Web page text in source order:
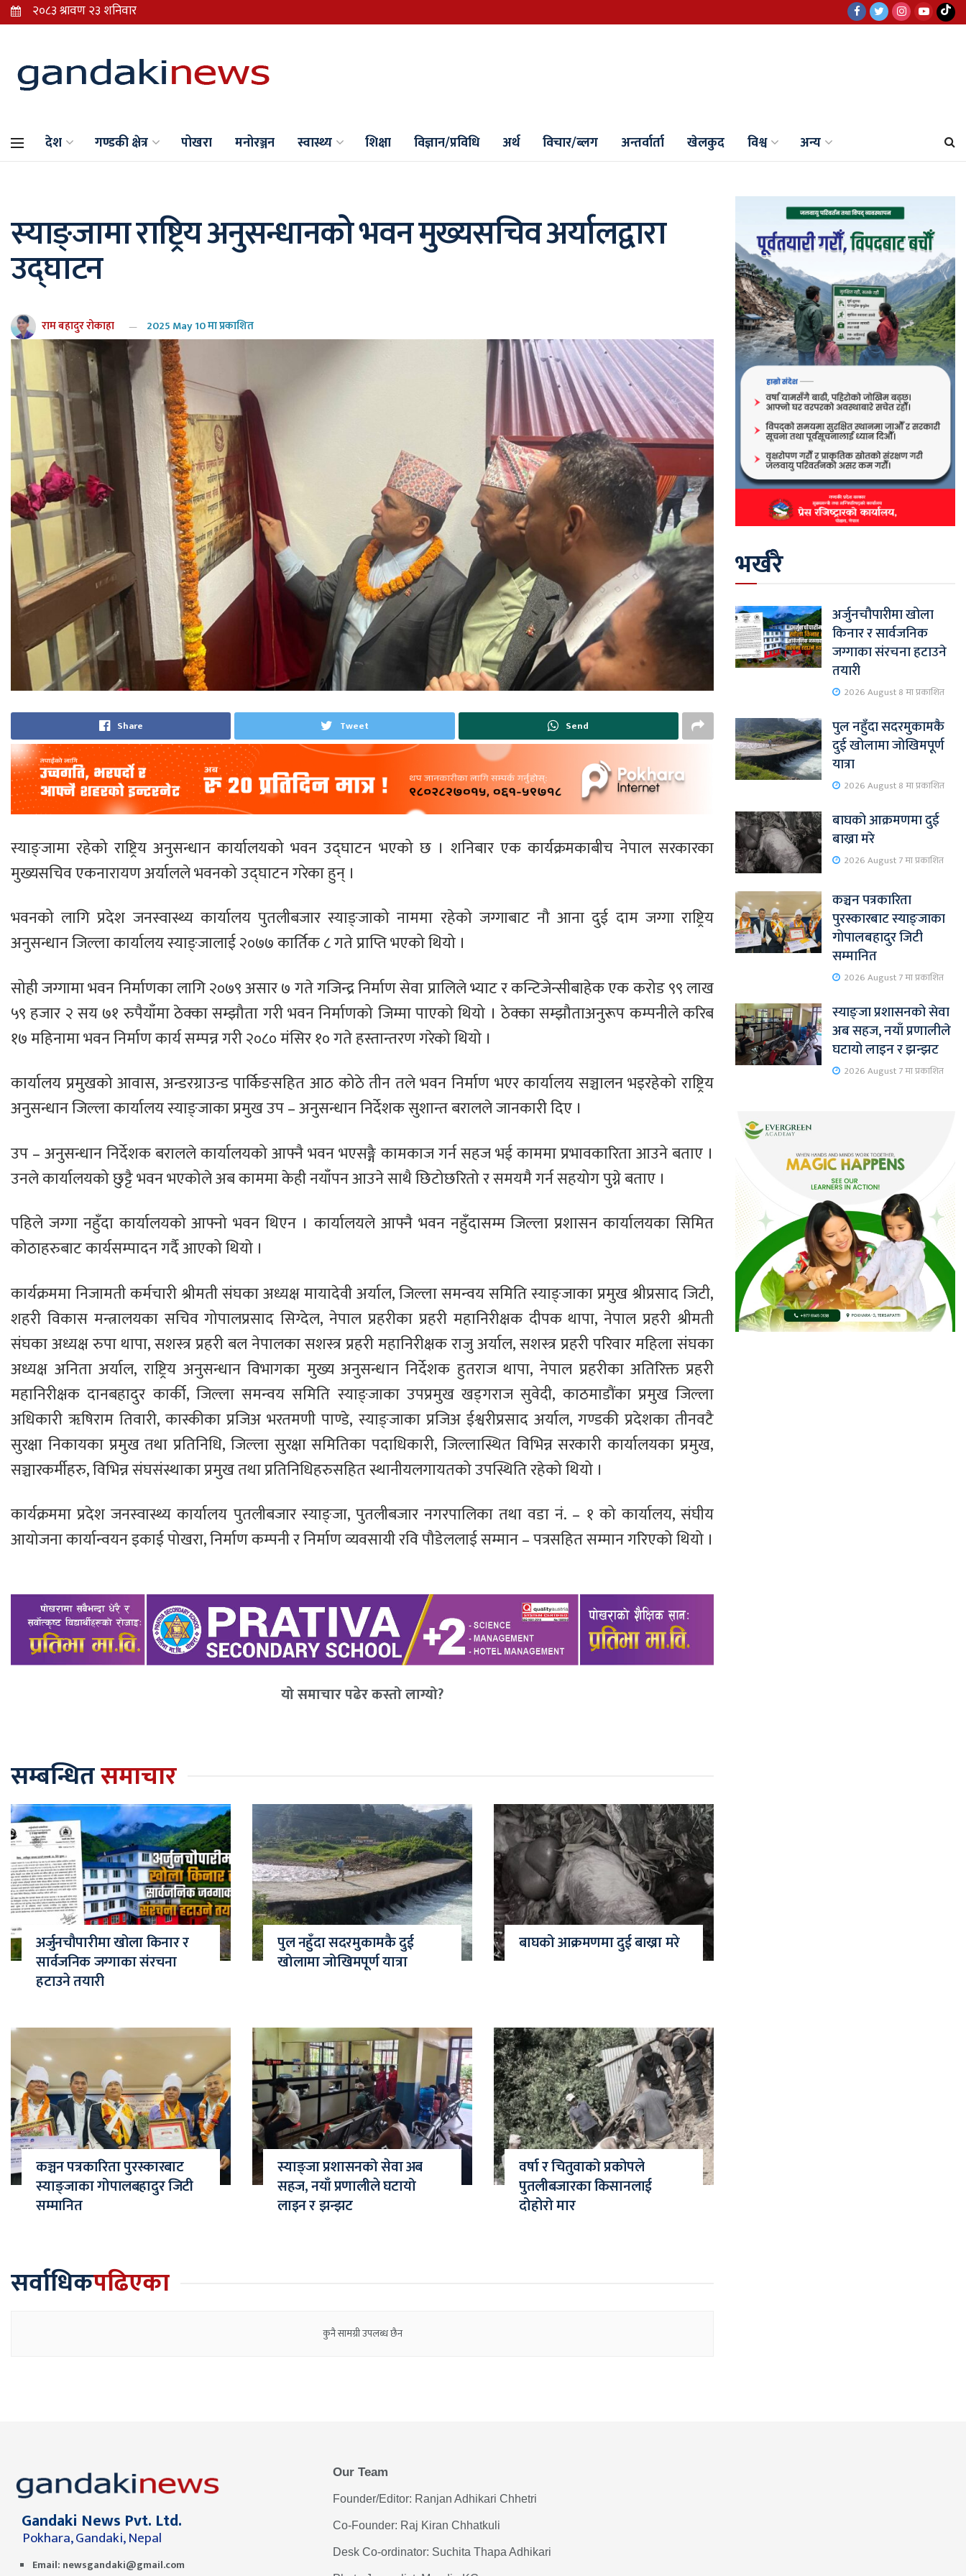
देश गण्डकी क्षेत्र पोखरा मनोरञ्जन स्वास्थ्य शिक्षा विज्ञान/प्रविधि अर्थ विचार/ब्लग अन्तर्वार्ता खेलकुद विश्व अन्य
स्याङ्जामा राष्ट्रिय अनुसन्धानको भवन मुख्यसचिव अर्यालद्वारा
उद्घाटन
राम बहादुर रोकाहा 2025 May 10 मा प्रकाशित
Share Tweet Send
स्याङ्जामा रहेको राष्ट्रिय अनुसन्धान कार्यालयको भवन उद्घाटन भएको छ । शनिबार एक कार्यक्रमकाबीच नेपाल सरकारका
मुख्यसचिव एकनारायण अर्यालले भवनको उद्घाटन गरेका हुन् ।
भवनको लागि प्रदेश जनस्वास्थ्य कार्यालय पुतलीबजार स्याङ्जाको नाममा रहेको जग्गाबाट नौ आना दुई दाम जग्गा राष्ट्रिय
अनुसन्धान जिल्ला कार्यालय स्याङ्जालाई २०७७ कार्तिक ८ गते प्राप्ति भएको थियो ।
सोही जग्गामा भवन निर्माणका लागि २०७९ असार ७ गते गजिन्द्र निर्माण सेवा प्रालिले भ्याट र कन्टिजेन्सीबाहेक एक करोड ९९ लाख
५९ हजार २ सय ७१ रुपैयाँमा ठेक्का सम्झौता गरी भवन निर्माणको जिम्मा पाएको थियो । ठेक्का सम्झौताअनुरूप कम्पनीले करिब
१७ महिनामा भवन निर्माण कार्य सम्पन्न गरी २०८० मंसिर १० गते हस्तान्तरण गरेको थियो ।
कार्यालय प्रमुखको आवास, अन्डरग्राउन्ड पार्किङसहित आठ कोठे तीन तले भवन निर्माण भएर कार्यालय सञ्चालन भइरहेको राष्ट्रिय
अनुसन्धान जिल्ला कार्यालय स्याङ्जाका प्रमुख उप – अनुसन्धान निर्देशक सुशान्त बरालले जानकारी दिए ।
उप – अनुसन्धान निर्देशक बरालले कार्यालयको आफ्नै भवन भएसङ्गै कामकाज गर्न सहज भई काममा प्रभावकारिता आउने बताए ।
उनले कार्यालयको छुट्टै भवन भएकोले अब काममा केही नयाँपन आउने साथै छिटोछरितो र समयमै गर्न सहयोग पुग्ने बताए ।
पहिले जग्गा नहुँदा कार्यालयको आफ्नो भवन थिएन । कार्यालयले आफ्नै भवन नहुँदासम्म जिल्ला प्रशासन कार्यालयका सिमित
कोठाहरुबाट कार्यसम्पादन गर्दै आएको थियो ।
कार्यक्रममा निजामती कर्मचारी श्रीमती संघका अध्यक्ष मायादेवी अर्याल, जिल्ला समन्वय समिति स्याङ्जाका प्रमुख श्रीप्रसाद जिटी,
शहरी विकास मन्त्रालयका सचिव गोपालप्रसाद सिग्देल, नेपाल प्रहरीका प्रहरी महानिरीक्षक दीपक थापा, नेपाल प्रहरी श्रीमती
संघका अध्यक्ष रुपा थापा, सशस्त्र प्रहरी बल नेपालका सशस्त्र प्रहरी महानिरीक्षक राजु अर्याल, सशस्त्र प्रहरी परिवार महिला संघका
अध्यक्ष अनिता अर्याल, राष्ट्रिय अनुसन्धान विभागका मुख्य अनुसन्धान निर्देशक हुतराज थापा, नेपाल प्रहरीका अतिरिक्त प्रहरी
महानिरीक्षक दानबहादुर कार्की, जिल्ला समन्वय समिति स्याङ्जाका उपप्रमुख खड्गराज सुवेदी, काठमाडौंका प्रमुख जिल्ला
अधिकारी ॠषिराम तिवारी, कास्कीका प्रजिअ भरतमणी पाण्डे, स्याङ्जाका प्रजिअ ईश्वरीप्रसाद अर्याल, गण्डकी प्रदेशका तीनवटै
सुरक्षा निकायका प्रमुख तथा प्रतिनिधि, जिल्ला सुरक्षा समितिका पदाधिकारी, जिल्लास्थित विभिन्न सरकारी कार्यालयका प्रमुख,
सञ्चारकर्मीहरु, विभिन्न संघसंस्थाका प्रमुख तथा प्रतिनिधिहरुसहित स्थानीयलगायतको उपस्थिति रहेको थियो ।
कार्यक्रममा प्रदेश जनस्वास्थ्य कार्यालय पुतलीबजार स्याङ्जा, पुतलीबजार नगरपालिका तथा वडा नं. – १ को कार्यालय, संघीय
आयोजना कार्यान्वयन इकाई पोखरा, निर्माण कम्पनी र निर्माण व्यवसायी रवि पौडेललाई सम्मान – पत्रसहित सम्मान गरिएको थियो ।
यो समाचार पढेर कस्तो लाग्यो?
सम्बन्धितसमाचार
अर्जुनचौपारीमा खोला किनार र
सार्वजनिक जग्गाका संरचना
हटाउने तयारी
पुल नहुँदा सदरमुकामकै दुई
खोलामा जोखिमपूर्ण यात्रा
बाघको आक्रमणमा दुई बाख्रा मरे
कञ्चन पत्रकारिता पुरस्कारबाट
स्याङ्जाका गोपालबहादुर जिटी
सम्मानित
स्याङ्जा प्रशासनको सेवा अब
सहज, नयाँ प्रणालीले घटायो
लाइन र झन्झट
वर्षा र चितुवाको प्रकोपले
पुतलीबजारका किसानलाई
दोहोरो मार
सर्वाधिकपढिएका
कुनै सामग्री उपलब्ध छैन
भर्खरै
अर्जुनचौपारीमा खोला
किनार र सार्वजनिक
जग्गाका संरचना हटाउने
तयारी
2026 August 8 मा प्रकाशित
पुल नहुँदा सदरमुकामकै
दुई खोलामा जोखिमपूर्ण
यात्रा
2026 August 8 मा प्रकाशित
बाघको आक्रमणमा दुई
बाख्रा मरे
2026 August 7 मा प्रकाशित
कञ्चन पत्रकारिता
पुरस्कारबाट स्याङ्जाका
गोपालबहादुर जिटी
सम्मानित
2026 August 7 मा प्रकाशित
स्याङ्जा प्रशासनको सेवा
अब सहज, नयाँ प्रणालीले
घटायो लाइन र झन्झट
2026 August 7 मा प्रकाशित
Gandaki News Pvt. Ltd.
Pokhara, Gandaki, Nepal
Email: newsgandaki@gmail.com
Our Team
Founder/Editor: Ranjan Adhikari Chhetri
Co-Founder: Raj Kiran Chhatkuli
Desk Co-ordinator: Suchita Thapa Adhikari